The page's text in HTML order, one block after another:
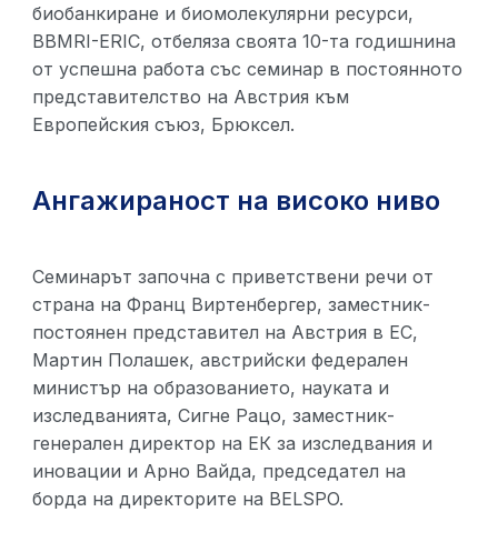
биобанкиране и биомолекулярни ресурси,
BBMRI-ERIC, отбеляза своята 10-та годишнина
от успешна работа със семинар в постоянното
представителство на Австрия към
Европейския съюз, Брюксел.
Ангажираност на високо ниво
Семинарът започна с приветствени речи от
страна на Франц Виртенбергер, заместник-
постоянен представител на Австрия в ЕС,
Мартин Полашек, австрийски федерален
министър на образованието, науката и
изследванията, Сигне Рацо, заместник-
генерален директор на ЕК за изследвания и
иновации и Арно Вайда, председател на
борда на директорите на BELSPO.